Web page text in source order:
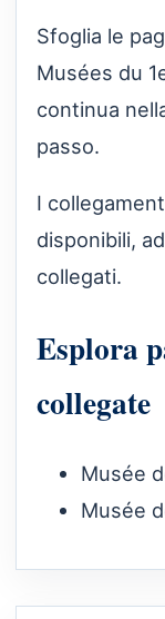
Sfoglia le
Musées du
continua
passo.
I
disponibili,
collegati.
Esplora
collegate
Musée
Musée